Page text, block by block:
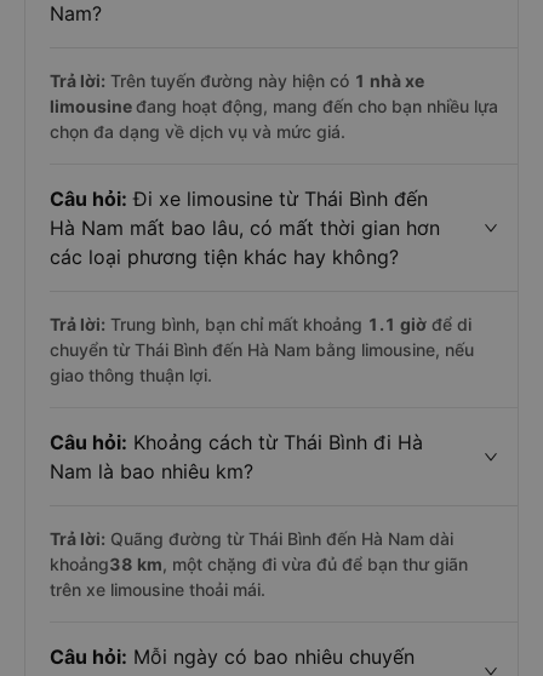
Nam?
Trả lời: Trên tuyến đường này hiện có 1 nhà xe
limousineđang hoạt động, mang đến cho bạn nhiều lựa
chọn đa dạng về dịch vụ và mức giá.
Câu hỏi: Đi xe limousine từ Thái Bình đến
Hà Nam mất bao lâu, có mất thời gian hơn
các loại phương tiện khác hay không?
Trả lời: Trung bình, bạn chỉ mất khoảng 1.1 giờ để di
chuyển từ Thái Bình đến Hà Nam bằng limousine, nếu
giao thông thuận lợi.
Câu hỏi: Khoảng cách từ Thái Bình đi Hà
Nam là bao nhiêu km?
Trả lời: Quãng đường từ Thái Bình đến Hà Nam dài
khoảng38 km, một chặng đi vừa đủ để bạn thư giãn
trên xe limousine thoải mái.
Câu hỏi: Mỗi ngày có bao nhiêu chuyến